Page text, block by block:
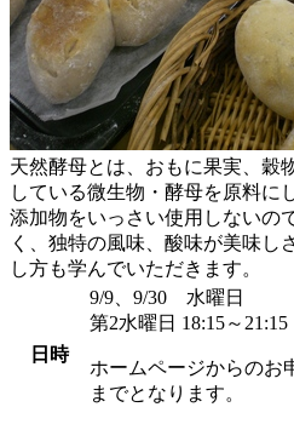
天然酵母とは、おもに果実、穀
している微生物・酵母を原料に
添加物をいっさい使用しないの
く、独特の風味、酸味が美味し
し方も学んでいただきます。
日時
9/9、9/30 水曜日
第2水曜日 18:15～21:15
ホームページからのお
までとなります。